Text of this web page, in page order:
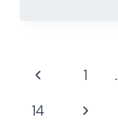
Poprzednia
strona
1
14